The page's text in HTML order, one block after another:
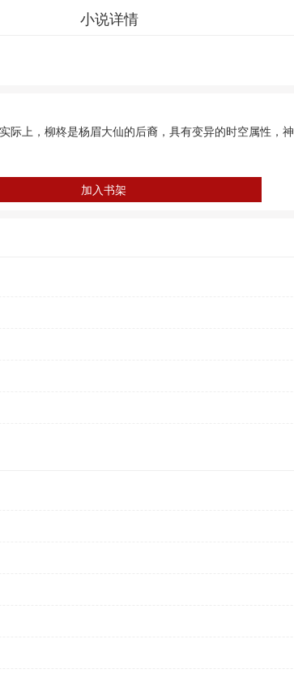
小说详情
际上，柳柊是杨眉大仙的后裔，具有变异的时空属性
加入书架